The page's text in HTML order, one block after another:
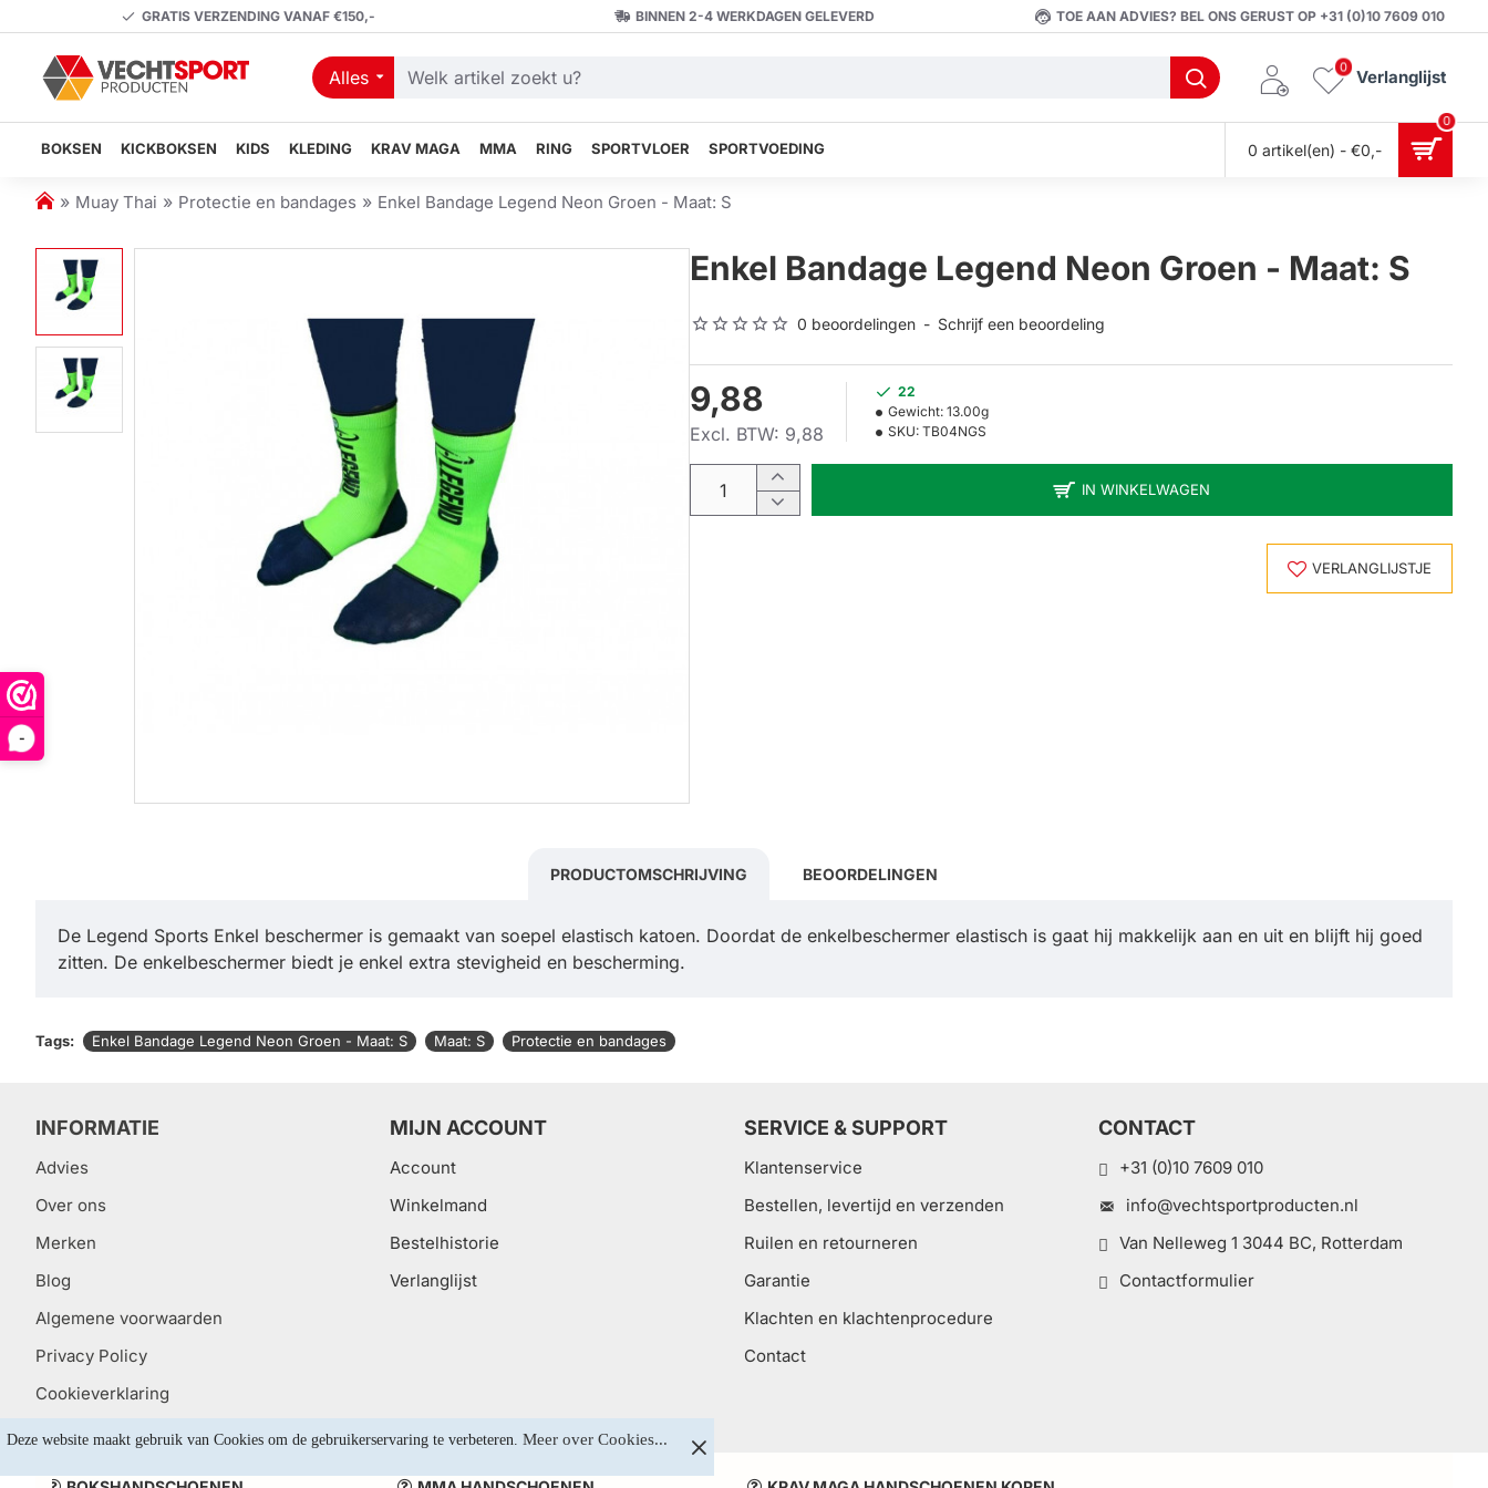
-
Deze website maakt gebruik van Cookies om de gebruikerservaring te verbeteren. Meer over Cookies...
GRATIS VERZENDING VANAF €150,- BINNEN 2-4 WERKDAGEN GELEVERD TOE AAN ADVIES? BEL ONS GERUST OP +31 (0)10 7609 010
Alles
Welk
zoekt
Verlanglijst
0
BOKSEN KICKBOKSEN KIDS KLEDING KRAV MAGA MMA RING SPORTVLOER SPORTVOEDING 0 artikel(en) - €0,-
0
h
m
Muay Thai Protectie en bandages Enkel Bandage Legend Neon Groen - Maat: S
Enkel Bandage Legend Neon Groen - Maat: S
0 beoordelingen - Schrijf een beoordeling
9,88
Excl. BTW: 9,88
22
Gewicht: 13.00g
SKU: TB04NGS
IN WINKELWAGEN
VERLANGLIJSTJE
PRODUCTOMSCHRIJVING BEOORDELINGEN
De Legend Sports Enkel beschermer is gemaakt van soepel elastisch katoen. Doordat de enkelbeschermer elastisch is gaat hij makkelijk aan en uit en blijft hij goed
zitten. De enkelbeschermer biedt je enkel extra stevigheid en bescherming.
Tags: Enkel Bandage Legend Neon Groen - Maat: S Maat: S Protectie en bandages
INFORMATIE
Advies
Over ons
Merken
Blog
Algemene voorwaarden
Privacy Policy
Cookieverklaring
MIJN ACCOUNT
Account
Winkelmand
Bestelhistorie
Verlanglijst
SERVICE & SUPPORT
Klantenservice
Bestellen, levertijd en verzenden
Ruilen en retourneren
Garantie
Klachten en klachtenprocedure
Contact
CONTACT
+31 (0)10 7609 010
info@vechtsportproducten.nl
Van Nelleweg 1 3044 BC, Rotterdam
Contactformulier